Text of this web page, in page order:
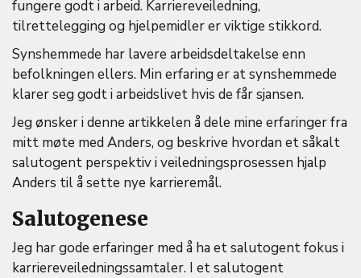
fungere godt i arbeid. Karriereveiledning,
tilrettelegging og hjelpemidler er viktige stikkord.
Synshemmede har lavere arbeidsdeltakelse enn
befolkningen ellers. Min erfaring er at synshemmede
klarer seg godt i arbeidslivet hvis de får sjansen.
Jeg ønsker i denne artikkelen å dele mine erfaringer fra
mitt møte med Anders, og beskrive hvordan et såkalt
salutogent perspektiv i veiledningsprosessen hjalp
Anders til å sette nye karrieremål.
Salutogenese
Jeg har gode erfaringer med å ha et salutogent fokus i
karriereveiledningssamtaler. I et salutogent